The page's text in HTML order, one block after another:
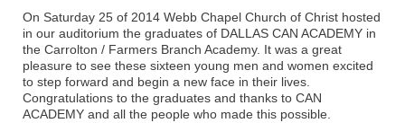
On Saturday 25 of 2014 Webb Chapel Church of Christ hosted
in our auditorium the graduates of DALLAS CAN ACADEMY in
the Carrolton / Farmers Branch Academy. It was a great
pleasure to see these sixteen young men and women excited
to step forward and begin a new face in their lives.
Congratulations to the graduates and thanks to CAN
ACADEMY and all the people who made this possible.